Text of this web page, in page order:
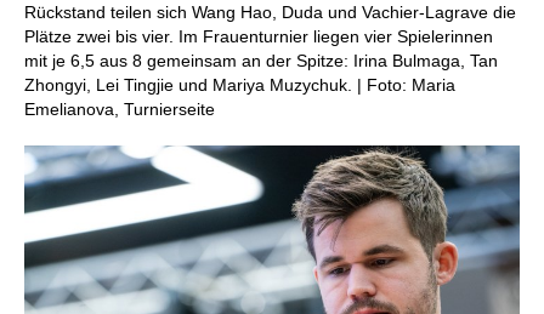
Rückstand teilen sich Wang Hao, Duda und Vachier-Lagrave die
Plätze zwei bis vier. Im Frauenturnier liegen vier Spielerinnen
mit je 6,5 aus 8 gemeinsam an der Spitze: Irina Bulmaga, Tan
Zhongyi, Lei Tingjie und Mariya Muzychuk. | Foto: Maria
Emelianova, Turnierseite